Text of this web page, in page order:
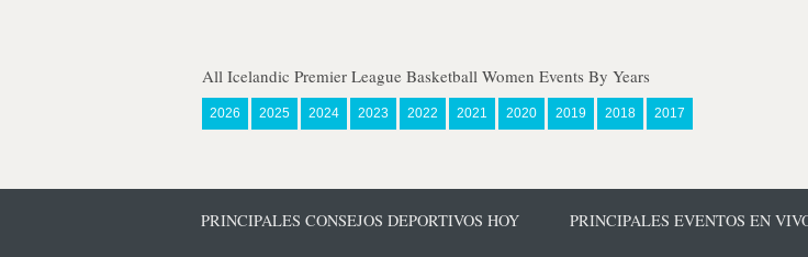
All Icelandic Premier League Basketball Women Events By Years
2026 2025 2024 2023 2022 2021 2020 2019 2018 2017
PRINCIPALES CONSEJOS DEPORTIVOS HOY PRINCIPALES EVENTOS EN